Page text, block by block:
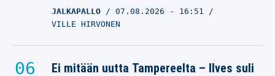
JALKAPALLO 07.08.2026 - 16:51
VILLE HIRVONEN
Ei mitään uutta Tampereelta – Ilves suli